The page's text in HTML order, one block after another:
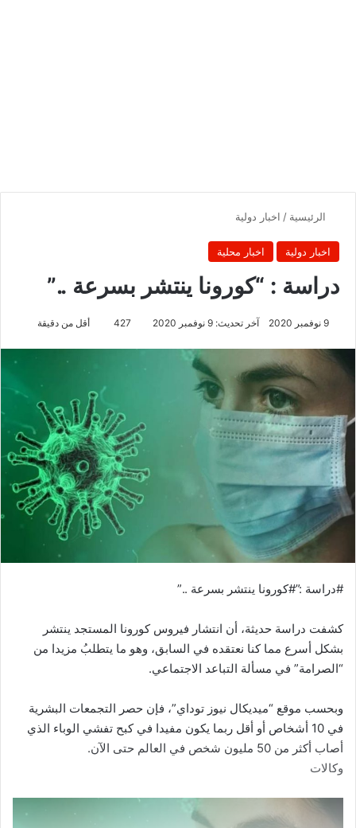
الرئيسية / اخبار دولية
اخبار دولية اخبار محلية
دراسة : “كورونا ينتشر بسرعة ..”
9 نوفمبر 2020 آخر تحديث: 9 نوفمبر 2020 427 أقل من دقيقة
#دراسة :”#كورونا ينتشر بسرعة ..”
كشفت دراسة حديثة، أن انتشار فيروس كورونا المستجد ينتشر
بشكل أسرع مما كنا نعتقده في السابق، وهو ما يتطلبُ مزيدا من
“الصرامة” في مسألة التباعد الاجتماعي.
وبحسب موقع “ميديكال نيوز توداي”، فإن حصر التجمعات البشرية
في 10 أشخاص أو أقل ربما يكون مفيدا في كبح تفشي الوباء الذي
أصاب أكثر من 50 مليون شخص في العالم حتى الآن.
وكالات